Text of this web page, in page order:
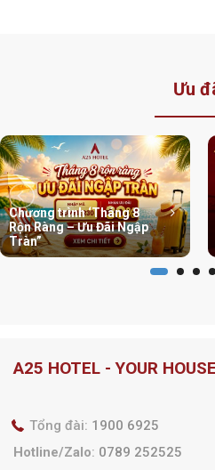
Ưu
Chương trình ‘Tháng 8
Rộn Ràng – Ưu Đãi Ngập
Tràn”
A25 HOTEL - YOUR HOUSE
Tổng đài: 1900 6925
Hotline/Zalo: 0789 252525